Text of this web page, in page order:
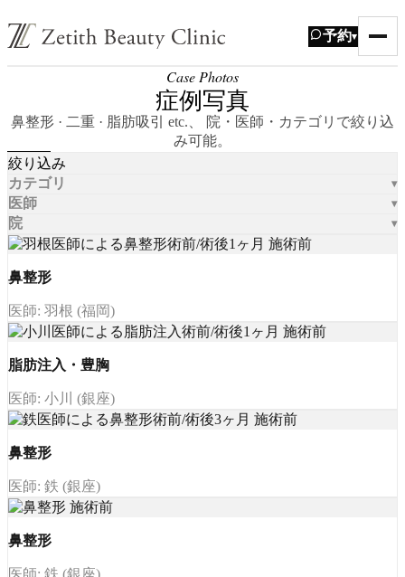
予約▾
Case Photos
症例写真
鼻整形 · 二重 · 脂肪吸引 etc.、 院・医師・カテゴリで絞り込
み可能。
絞り込み
カテゴリ
医師
院
鼻整形
医師: 羽根 (福岡)
脂肪注入・豊胸
医師: 小川 (銀座)
鼻整形
医師: 鉄 (銀座)
鼻整形
医師: 鉄 (銀座)